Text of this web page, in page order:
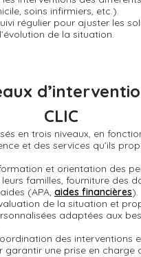
soins infirmiers, etc.).
régulier pour ajuster les
de la situation.
en trois niveaux, en
et des services qu’ils
et orientation des
familles, fourniture des
(APA, aides financières).
de la situation et
adaptées aux
des interventions
garantir une prise en charge
CLIC